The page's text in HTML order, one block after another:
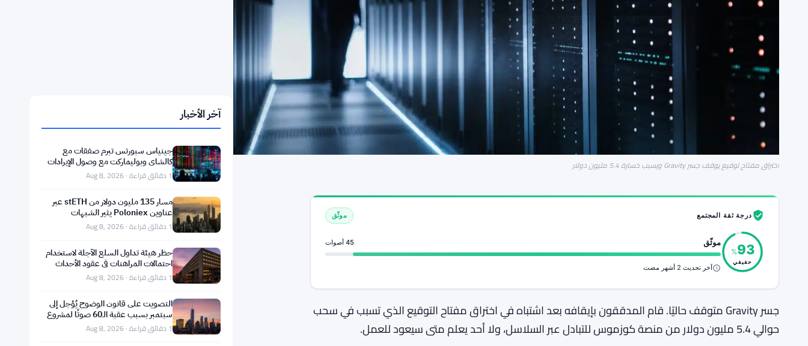
اختراق مفتاح توقيع يوقف جسر Gravity ويسبب خسارة 5.4 مليون دولار
درجة ثقة المجتمع موثّق
93
%
حقيقي
موثّق 45 أصوات
آخر تحديث 2 أشهر مضت
جسر Gravity متوقف حاليًا. قام المدققون بإيقافه بعد اشتباه في اختراق مفتاح التوقيع الذي تسبب في سحب
حوالي 5.4 مليون دولار من منصة كوزموس للتبادل عبر السلاسل، ولا أحد يعلم متى سيعود للعمل.
جينياس سبورتس تبرم صفقات مع
إلى 195.5 مليون دولار في الربع الثاني
1 دقائق قراءة · Aug 8, 2026